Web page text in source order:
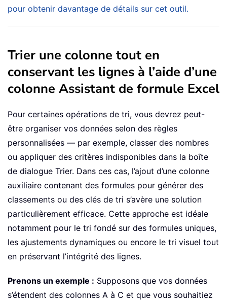
pour obtenir davantage de détails sur cet outil.
Trier une colonne tout en
conservant les lignes à l’aide d’une
colonne Assistant de formule Excel
Pour certaines opérations de tri, vous devrez peut-
être organiser vos données selon des règles
personnalisées — par exemple, classer des nombres
ou appliquer des critères indisponibles dans la boîte
de dialogue Trier. Dans ces cas, l’ajout d’une colonne
auxiliaire contenant des formules pour générer des
classements ou des clés de tri s’avère une solution
particulièrement efficace. Cette approche est idéale
notamment pour le tri fondé sur des formules uniques,
les ajustements dynamiques ou encore le tri visuel tout
en préservant l’intégrité des lignes.
Prenons un exemple : Supposons que vos données
s’étendent des colonnes A à C et que vous souhaitiez